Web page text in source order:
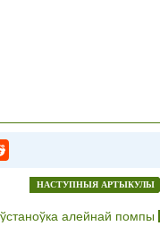
НАСТУПНЫЯ АРТЫКУЛЫ
алейнай помпы